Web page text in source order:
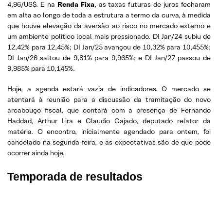
4,96/US$. E na Renda Fixa, as taxas futuras de juros fecharam
em alta ao longo de toda a estrutura a termo da curva, à medida
que houve elevação da aversão ao risco no mercado externo e
um ambiente político local mais pressionado. DI Jan/24 subiu de
12,42% para 12,45%; DI Jan/25 avançou de 10,32% para 10,455%;
DI Jan/26 saltou de 9,81% para 9,965%; e DI Jan/27 passou de
9,985% para 10,145%.
Hoje, a agenda estará vazia de indicadores. O mercado se
atentará à reunião para a discussão da tramitação do novo
arcabouço fiscal, que contará com a presença de Fernando
Haddad, Arthur Lira e Claudio Cajado, deputado relator da
matéria. O encontro, inicialmente agendado para ontem, foi
cancelado na segunda-feira, e as expectativas são de que pode
ocorrer ainda hoje.
Temporada de resultados